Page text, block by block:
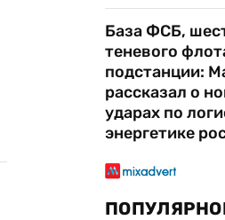
База ФСБ,
теневого
подстанции:
рассказал о
ударах по
энергетике